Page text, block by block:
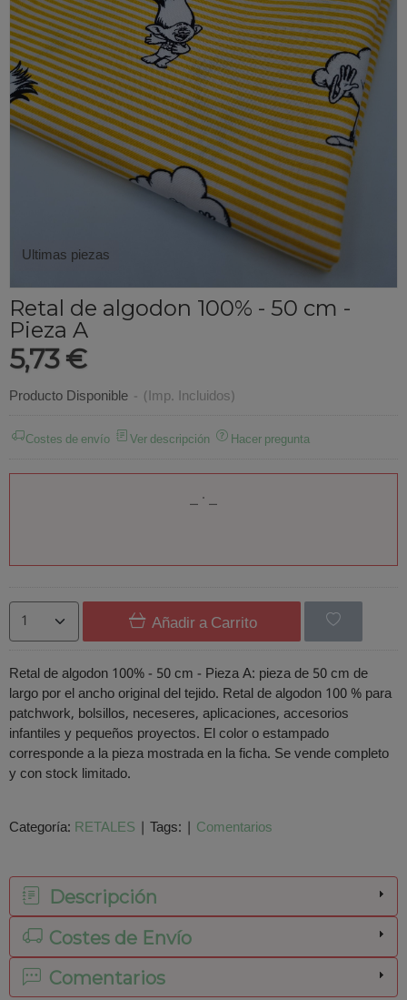
Ultimas piezas
Retal de algodon 100% - 50 cm -
Pieza A
5,73 €
Producto Disponible - (Imp. Incluidos)
Costes de envío Ver descripción Hacer pregunta
Añadir a Carrito
Retal de algodon 100% - 50 cm - Pieza A: pieza de 50 cm de
largo por el ancho original del tejido. Retal de algodon 100 % para
patchwork, bolsillos, neceseres, aplicaciones, accesorios
infantiles y pequeños proyectos. El color o estampado
corresponde a la pieza mostrada en la ficha. Se vende completo
y con stock limitado.
Categoría: RETALES | Tags: | Comentarios
Descripción
Costes de Envío
Comentarios